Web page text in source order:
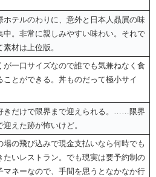
ホテルのわりに、意外と日本人贔屓の味
中。非常に親しみやすい味わい。それで
素材は上位版。
が一口サイズなので誰でも気兼ねなく食
ことができる。丼ものだって極小サイ
きだけで限界まで迎えられる。……限界
迎えた跡が怖いけど。
場の飛び込みで現金支払いなら何時でも
たいレストラン。でも現実は要予約制の
マネーなので、手間を思うとなかなか行